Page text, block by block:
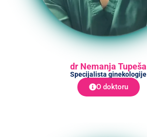
dr Nemanja Tupeša
Specijalista ginekologije
O doktoru